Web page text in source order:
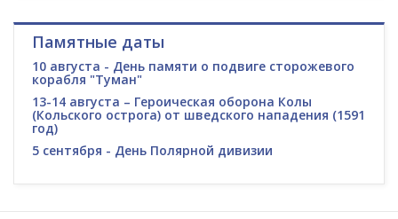
Памятные даты
10 августа - День памяти о подвиге сторожевого
корабля "Туман"
13-14 августа – Героическая оборона Колы
(Кольского острога) от шведского нападения (1591
год)
5 сентября - День Полярной дивизии